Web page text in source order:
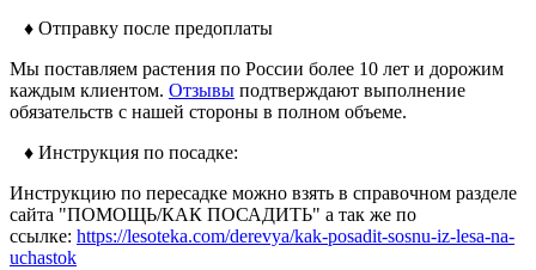
♦ Отправку после предоплаты
Мы поставляем растения по России более 10 лет и дорожим
каждым клиентом. Отзывы подтверждают выполнение
обязательств с нашей стороны в полном объеме.
♦ Инструкция по посадке:
Инструкцию по пересадке можно взять в справочном разделе
сайта "ПОМОЩЬ/КАК ПОСАДИТЬ" а так же по
ссылке: https://lesoteka.com/derevya/kak-posadit-sosnu-iz-lesa-na-
uchastok